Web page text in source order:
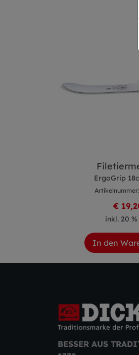
ErgoGrip
€
inkl. 20
In den
BESSER AUS